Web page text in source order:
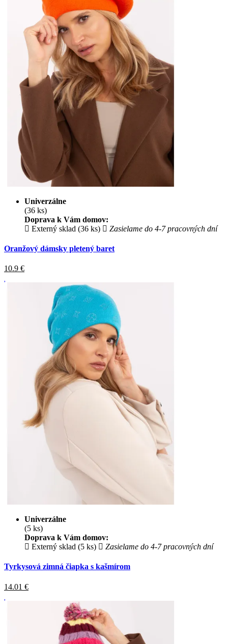
Univerzálne
(36 ks)
Doprava k Vám domov:
Externý sklad (36 ks)
Zasielame do 4-7 pracovných dní
Oranžový dámsky pletený baret
10.9 €
Univerzálne
(5 ks)
Doprava k Vám domov:
Externý sklad (5 ks)
Zasielame do 4-7 pracovných dní
Tyrkysová zimná čiapka s kašmírom
14.01 €